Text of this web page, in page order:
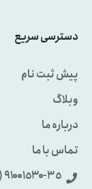
دسترسی سریع
پیش ثبت نام
وبلاگ
درباره ما
تماس با ما
٩۱۰۰۱٥۳۰-۳٥ (۰۲۱)